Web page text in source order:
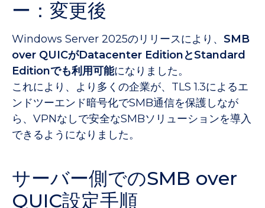
ー：変更後
Windows Server 2025のリリースにより、 SMB
over QUICがDatacenter EditionとStandard
Editionでも利用可能になりました。
これにより、より多くの企業が、TLS 1.3によるエ
ンドツーエンド暗号化でSMB通信を保護しなが
ら、VPNなしで安全なSMBソリューションを導入
できるようになりました。
サーバー側でのSMB over
QUIC設定手順